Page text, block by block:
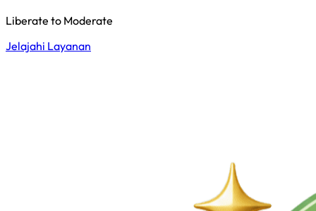
Liberate to Moderate
Jelajahi Layanan